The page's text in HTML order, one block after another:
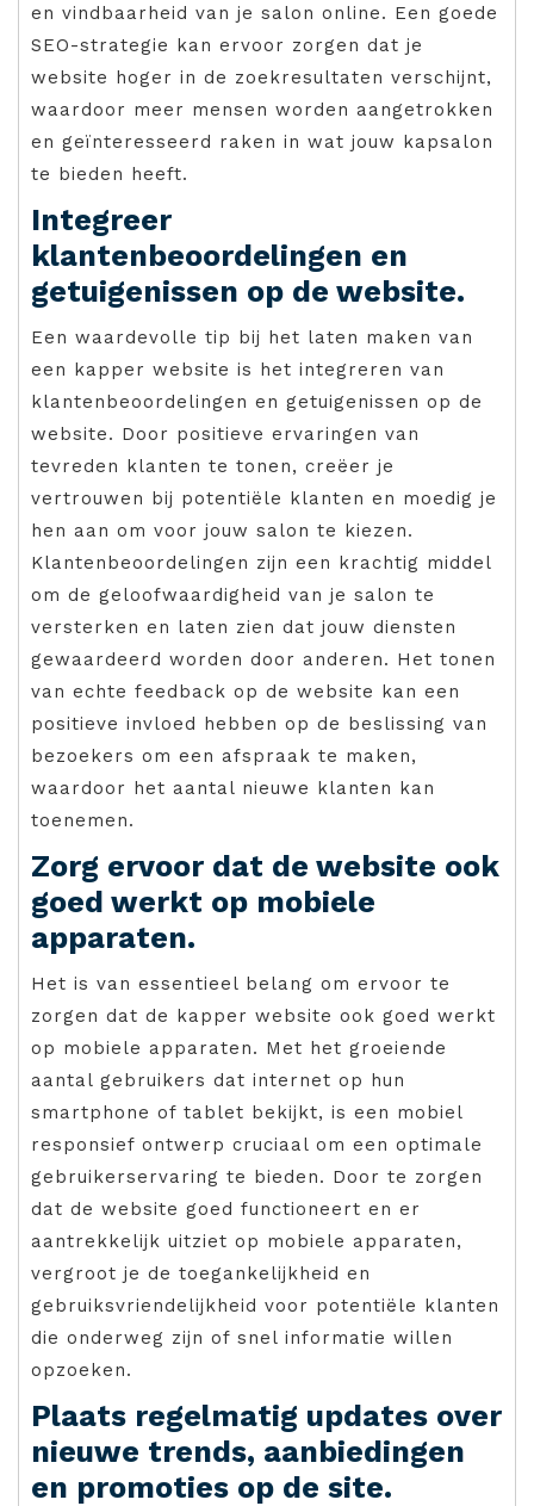
en vindbaarheid van je salon online. Een goede
SEO-strategie kan ervoor zorgen dat je
website hoger in de zoekresultaten verschijnt,
waardoor meer mensen worden aangetrokken
en geïnteresseerd raken in wat jouw kapsalon
te bieden heeft.
Integreer
klantenbeoordelingen en
getuigenissen op de website.
Een waardevolle tip bij het laten maken van
een kapper website is het integreren van
klantenbeoordelingen en getuigenissen op de
website. Door positieve ervaringen van
tevreden klanten te tonen, creëer je
vertrouwen bij potentiële klanten en moedig je
hen aan om voor jouw salon te kiezen.
Klantenbeoordelingen zijn een krachtig middel
om de geloofwaardigheid van je salon te
versterken en laten zien dat jouw diensten
gewaardeerd worden door anderen. Het tonen
van echte feedback op de website kan een
positieve invloed hebben op de beslissing van
bezoekers om een afspraak te maken,
waardoor het aantal nieuwe klanten kan
toenemen.
Zorg ervoor dat de website ook
goed werkt op mobiele
apparaten.
Het is van essentieel belang om ervoor te
zorgen dat de kapper website ook goed werkt
op mobiele apparaten. Met het groeiende
aantal gebruikers dat internet op hun
smartphone of tablet bekijkt, is een mobiel
responsief ontwerp cruciaal om een optimale
gebruikerservaring te bieden. Door te zorgen
dat de website goed functioneert en er
aantrekkelijk uitziet op mobiele apparaten,
vergroot je de toegankelijkheid en
gebruiksvriendelijkheid voor potentiële klanten
die onderweg zijn of snel informatie willen
opzoeken.
Plaats regelmatig updates over
nieuwe trends, aanbiedingen
en promoties op de site.